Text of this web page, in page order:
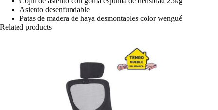
Asiento desenfundable
Patas de madera de haya desmontables color wengué
Related products